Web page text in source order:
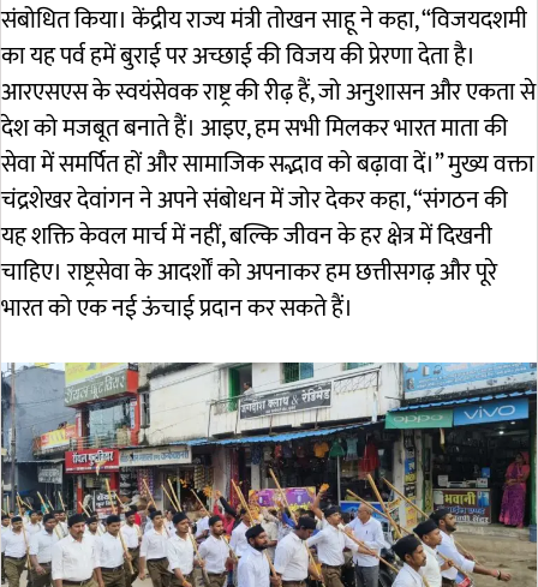
संबोधित किया। केंद्रीय राज्य मंत्री तोखन साहू ने कहा, “विजयदशमी
का यह पर्व हमें बुराई पर अच्छाई की विजय की प्रेरणा देता है।
आरएसएस के स्वयंसेवक राष्ट्र की रीढ़ हैं, जो अनुशासन और एकता से
देश को मजबूत बनाते हैं। आइए, हम सभी मिलकर भारत माता की
सेवा में समर्पित हों और सामाजिक सद्भाव को बढ़ावा दें।” मुख्य वक्ता
चंद्रशेखर देवांगन ने अपने संबोधन में जोर देकर कहा, “संगठन की
यह शक्ति केवल मार्च में नहीं, बल्कि जीवन के हर क्षेत्र में दिखनी
चाहिए। राष्ट्रसेवा के आदर्शों को अपनाकर हम छत्तीसगढ़ और पूरे
भारत को एक नई ऊंचाई प्रदान कर सकते हैं।